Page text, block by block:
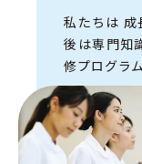
私たちは 成
後は専門知
修プログラ